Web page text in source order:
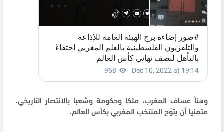
وهنأ عساف المغرب، ملكا وحكومة وشعبا بالانتصار التاريخي،
متمنيا أن يتوّج المنتخب المغربي بكأس العالم.